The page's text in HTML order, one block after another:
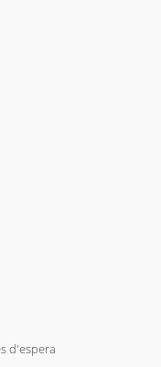
d'espera